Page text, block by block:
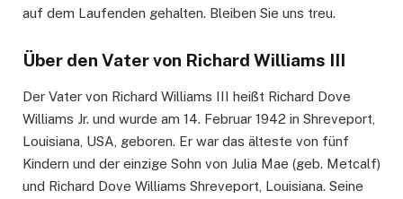
auf dem Laufenden gehalten. Bleiben Sie uns treu.
Über den Vater von Richard Williams III
Der Vater von Richard Williams III heißt Richard Dove
Williams Jr. und wurde am 14. Februar 1942 in Shreveport,
Louisiana, USA, geboren. Er war das älteste von fünf
Kindern und der einzige Sohn von Julia Mae (geb. Metcalf)
und Richard Dove Williams Shreveport, Louisiana. Seine